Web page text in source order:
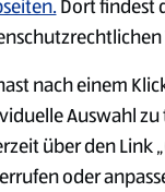
Dort findest
nach einem
Auswahl
über den Link
oder